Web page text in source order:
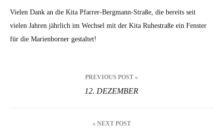
Vielen Dank an die Kita Pfarrer-Bergmann-Straße, die bereits seit
vielen Jahren jährlich im Wechsel mit der Kita Ruhestraße ein Fenster
für die Marienborner gestaltet!
PREVIOUS POST »
12. DEZEMBER
« NEXT POST